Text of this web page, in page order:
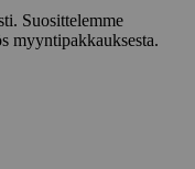
Suosittelemme
myyntipakkauksesta.